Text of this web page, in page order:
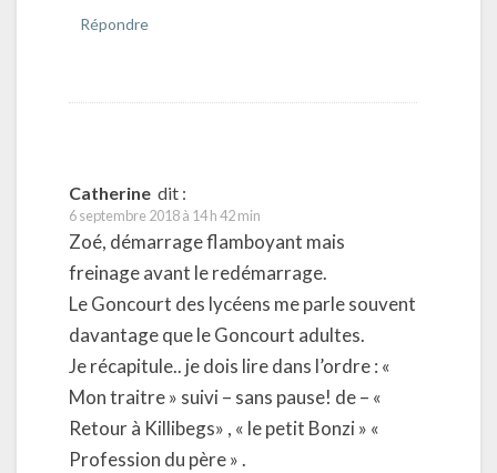
Répondre
Catherine dit :
6 septembre 2018 à 14 h 42 min
Zoé, démarrage flamboyant mais
freinage avant le redémarrage.
Le Goncourt des lycéens me parle souvent
davantage que le Goncourt adultes.
Je récapitule.. je dois lire dans l’ordre : «
Mon traitre » suivi – sans pause! de – «
Retour à Killibegs» , « le petit Bonzi » «
Profession du père » .